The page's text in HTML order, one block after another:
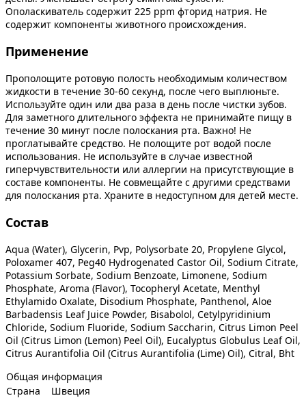
Ополаскиватель содержит 225 ppm фторид натрия. Не
содержит компоненты животного происхождения.
Применение
Прополощите ротовую полость необходимым количеством
жидкости в течение 30-60 секунд, после чего выплюньте.
Используйте один или два раза в день после чистки зубов.
Для заметного длительного эффекта не принимайте пищу в
течение 30 минут после полоскания рта. Важно! Не
проглатывайте средство. Не полощите рот водой после
использования. Не используйте в случае известной
гиперчувствительности или аллергии на присутствующие в
составе компоненты. Не совмещайте с другими средствами
для полоскания рта. Храните в недоступном для детей месте.
Состав
Aqua (Water), Glycerin, Pvp, Polysorbate 20, Propylene Glycol,
Poloxamer 407, Peg40 Hydrogenated Castor Oil, Sodium Citrate,
Potassium Sorbate, Sodium Benzoate, Limonene, Sodium
Phosphate, Aroma (Flavor), Tocopheryl Acetate, Menthyl
Ethylamido Oxalate, Disodium Phosphate, Panthenol, Aloe
Barbadensis Leaf Juice Powder, Bisabolol, Cetylpyridinium
Chloride, Sodium Fluoride, Sodium Saccharin, Citrus Limon Peel
Oil (Citrus Limon (Lemon) Peel Oil), Eucalyptus Globulus Leaf Oil,
Citrus Aurantifolia Oil (Citrus Aurantifolia (Lime) Oil), Citral, Bht
Общая информация
Страна
Швеция